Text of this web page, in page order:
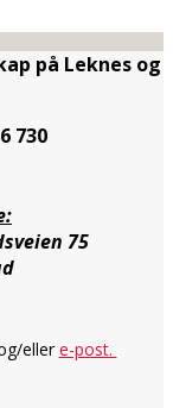
på Leknes og
730
75
ellere-post.